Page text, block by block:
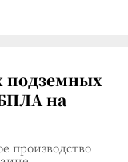
на
производство